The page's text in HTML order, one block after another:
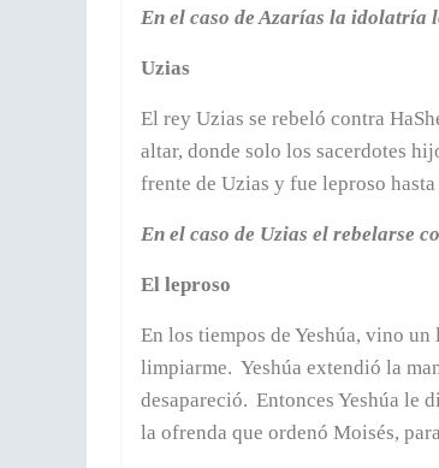
En el caso de Azarías la idolatría
Uzias
El rey Uzias se rebeló contra
altar, donde solo los sacerdotes
frente de Uzias y fue leproso
En el caso de Uzias el rebelarse
El leproso
En los tiempos de Yeshúa, vino
limpiarme. Yeshúa extendió la
desapareció. Entonces Yeshúa le
la ofrenda que ordenó Moisés,